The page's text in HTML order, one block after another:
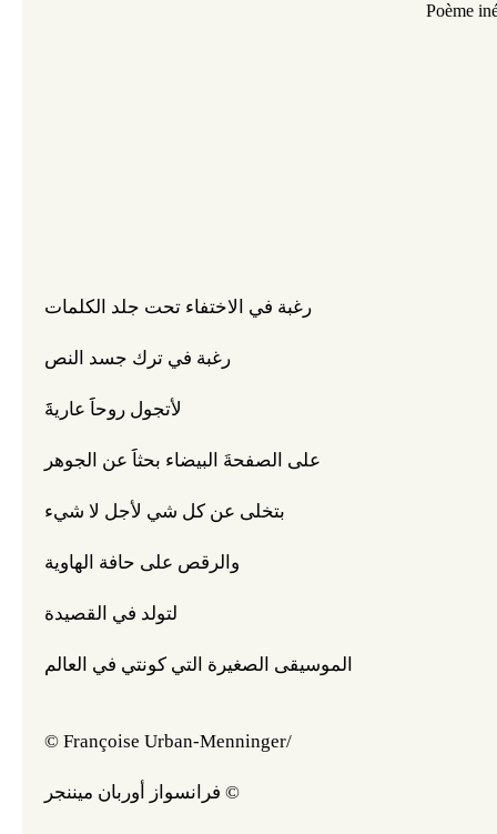
Poème
رغبة في الاختفاء تحت جلد الكلمات
رغبة في ترك جسد النص
لأتجول روحاََ عاريةََ
على الصفحةَ البيضاء بحثاََ عن الجوهر
بتخلى عن كل شي لأجل لا شيء
والرقص على حافة الهاوية
لتولد في القصيدة
الموسيقى الصغيرة التي كونتي في العالم
© Françoise Urban-Menninger/
فرانسواز أوربان ميننجر ©